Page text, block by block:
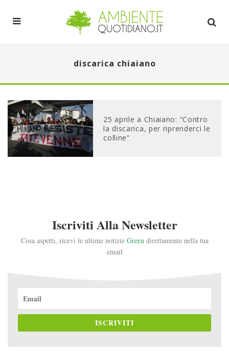
discarica chiaiano
25 aprile a Chiaiano: “Contro
la discarica, per riprenderci le
colline”
Iscriviti Alla Newsletter
Cosa aspetti, ricevi le ultime notizie Greendirettamente nella tua
email
ISCRIVITI